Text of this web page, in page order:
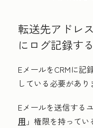
転送先アドレ
にログ記録す
EメールをCRMに記
している必要があり
Eメールを送信する
用 」権限を持ってい